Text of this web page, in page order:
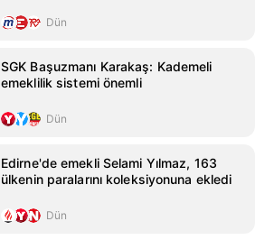
Dün
SGK Başuzmanı Karakaş: Kademeli
emeklilik sistemi önemli
Dün
Edirne'de emekli Selami Yılmaz, 163
ülkenin paralarını koleksiyonuna ekledi
Dün